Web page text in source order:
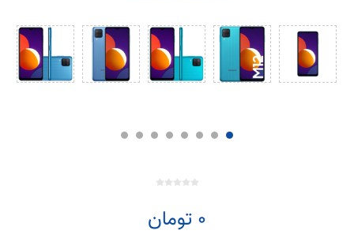
0 تومان